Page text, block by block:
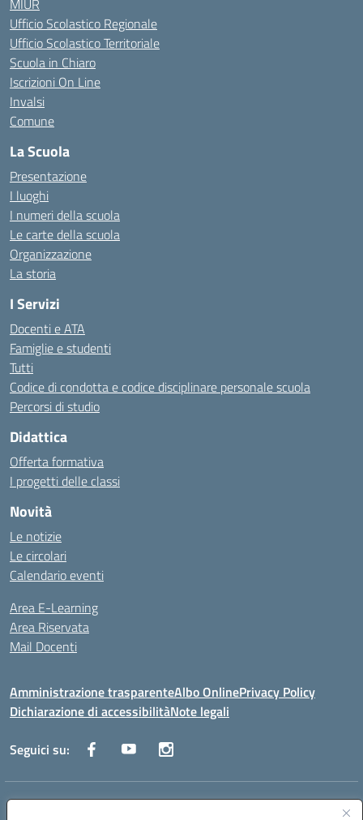
MIUR
Ufficio Scolastico Regionale
Ufficio Scolastico Territoriale
Scuola in Chiaro
Iscrizioni On Line
Invalsi
Comune
La Scuola
Presentazione
I luoghi
I numeri della scuola
Le carte della scuola
Organizzazione
La storia
I Servizi
Docenti e ATA
Famiglie e studenti
Tutti
Codice di condotta e codice disciplinare personale scuola
Percorsi di studio
Didattica
Offerta formativa
I progetti delle classi
Novità
Le notizie
Le circolari
Calendario eventi
Area E-Learning
Area Riservata
Mail Docenti
Amministrazione trasparenteAlbo OnlinePrivacy Policy
Dichiarazione di accessibilitàNote legali
Seguici su:
Indirizzo: